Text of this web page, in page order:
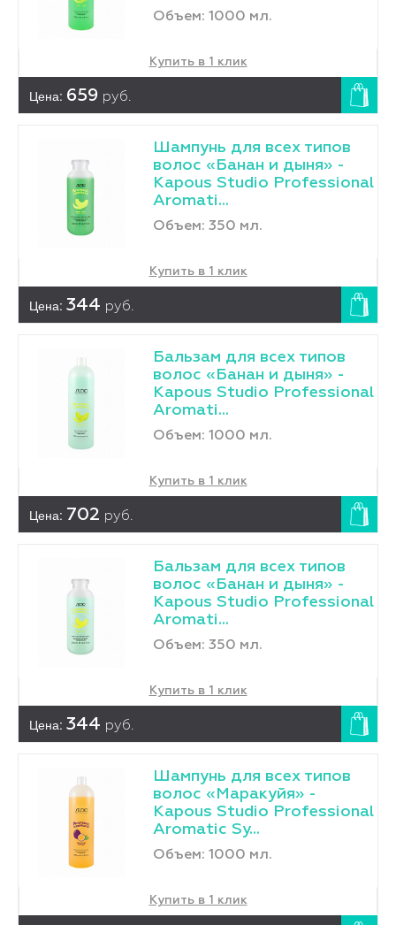
Объем: 1000 мл.
Купить в 1 клик
Цена: 659 руб.
Шампунь для всех типов
волос «Банан и дыня» -
Kapous Studio Professional
Aromati...
Объем: 350 мл.
Купить в 1 клик
Цена: 344 руб.
Бальзам для всех типов
волос «Банан и дыня» -
Kapous Studio Professional
Aromati...
Объем: 1000 мл.
Купить в 1 клик
Цена: 702 руб.
Бальзам для всех типов
волос «Банан и дыня» -
Kapous Studio Professional
Aromati...
Объем: 350 мл.
Купить в 1 клик
Цена: 344 руб.
Шампунь для всех типов
волос «Маракуйя» -
Kapous Studio Professional
Aromatic Sy...
Объем: 1000 мл.
Купить в 1 клик